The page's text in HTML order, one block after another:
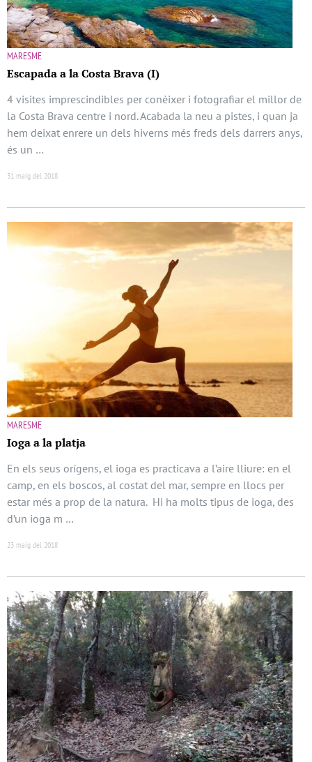
MARESME
Escapada a la Costa Brava (I)
4 visites imprescindibles per conèixer i fotografiar el millor de
la Costa Brava centre i nord. Acabada la neu a pistes, i quan ja
hem deixat enrere un dels hiverns més freds dels darrers anys,
és un …
31 maig del 2018
MARESME
Ioga a la platja
En els seus orígens, el ioga es practicava a l’aire lliure: en el
camp, en els boscos, al costat del mar, sempre en llocs per
estar més a prop de la natura. Hi ha molts tipus de ioga, des
d’un ioga m …
23 maig del 2018